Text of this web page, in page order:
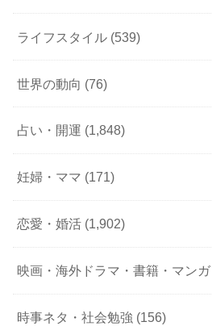
ライフスタイル (539)
世界の動向 (76)
占い・開運 (1,848)
妊婦・ママ (171)
恋愛・婚活 (1,902)
映画・海外ドラマ・書籍・マンガ
時事ネタ・社会勉強 (156)